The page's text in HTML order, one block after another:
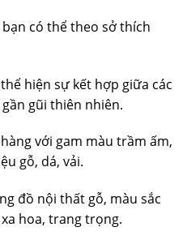
có thể theo sở thích
hiện sự kết hợp giữa các
gũi thiên nhiên.
với gam màu trầm ấm,
gỗ, dá, vải.
đồ nội thất gỗ, màu sắc
hoa, trang trọng.